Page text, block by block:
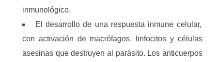
inmunológico.
El desarrollo de una respuesta inmune celular,
con activación de macrófagos, linfocitos y células
asesinas que destruyen al parásito. Los anticuerpos